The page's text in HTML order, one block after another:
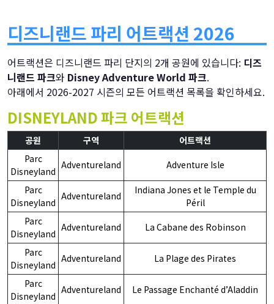
디즈니랜드 파리 어트랙션 2026
어트랙션은 디즈니랜드 파리 단지의 2개 공원에 있습니다: 디즈
니랜드 파크와 Disney Adventure World 파크.
아래에서 2026-2027 시즌의 모든 어트랙션 목록을 확인하세요.
DISNEYLAND 파크 어트랙션
공원 구역
어트랙션
Parc
Disneyland
Adventureland Adventure Isle
Parc
Disneyland
Adventureland
Indiana Jones et le Temple du
Péril
Parc
Disneyland
Adventureland La Cabane des Robinson
Parc
Disneyland
Adventureland La Plage des Pirates
Parc
Disneyland
Adventureland Le Passage Enchanté d’Aladdin